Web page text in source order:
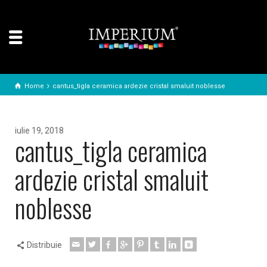
Home cantus_tigla ceramica ardezie cristal smaluit noblesse
iulie 19, 2018
cantus_tigla ceramica
ardezie cristal smaluit
noblesse
Distribuie